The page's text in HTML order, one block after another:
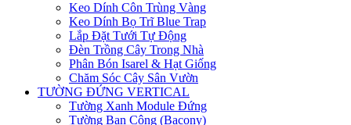
Keo Dính Côn Trùng Vàng
Keo Dính Bọ Trĩ Blue Trap
Lắp Đặt Tưới Tự Động
Đèn Trồng Cây Trong Nhà
Phân Bón Isarel & Hạt Giống
Chăm Sóc Cây Sân Vườn
TƯỜNG ĐỨNG VERTICAL
Tường Xanh Module Đứng
Tường Ban Công (Bacony)